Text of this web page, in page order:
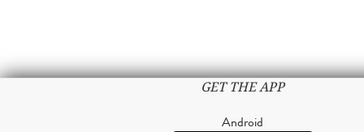
GET THE APP
Android